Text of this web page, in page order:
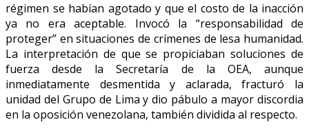
régimen se habían agotado y que el costo de la inacción
ya no era aceptable. Invocó la “responsabilidad de
proteger” en situaciones de crímenes de lesa humanidad.
La interpretación de que se propiciaban soluciones de
fuerza desde la Secretaría de la OEA, aunque
inmediatamente desmentida y aclarada, fracturó la
unidad del Grupo de Lima y dio pábulo a mayor discordia
en la oposición venezolana, también dividida al respecto.